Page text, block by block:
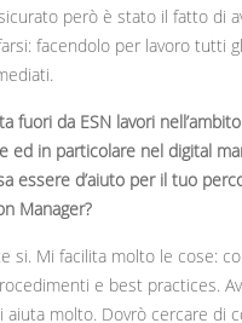
però è stato il fatto di
facendolo per lavoro tutti
fuori da ESN lavori
ed in particolare nel digital
essere d’aiuto per il tuo
Manager?
si. Mi facilita molto le cose:
e best practices.
aiuta molto. Dovrò cercare di